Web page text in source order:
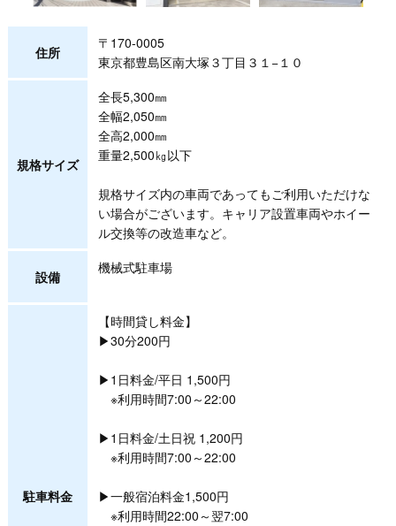
住所
〒170-0005
東京都豊島区南大塚３丁目３１−１０
規格サイズ
全長5,300㎜
全幅2,050㎜
全高2,000㎜
重量2,500㎏以下
規格サイズ内の車両であってもご利用いただけな
い場合がございます。キャリア設置車両やホイー
ル交換等の改造車など。
設備
機械式駐車場
駐車料金
【時間貸し料金】
▶30分200円
▶1日料金/平日 1,500円
※利用時間7:00～22:00
▶1日料金/土日祝 1,200円
※利用時間7:00～22:00
▶一般宿泊料金1,500円
※利用時間22:00～翌7:00